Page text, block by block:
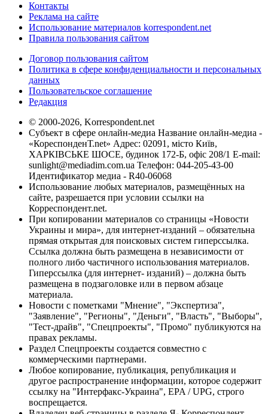
Контакты
Реклама на сайте
Использование материалов korrespondent.net
Правила пользования сайтом
Договор пользования сайтом
Политика в сфере конфиденциальности и персональных
данных
Пользовательское соглашение
Редакция
© 2000-2026, Korrespondent.net
Субъект в сфере онлайн-медиа Название онлайн-медиа -
«КореспонденТ.net» Адрес: 02091, місто Київ,
ХАРКІВСЬКЕ ШОСЕ, будинок 172-Б, офіс 208/1 E-mail:
sunlight@mediadim.com.ua Телефон: 044-205-43-00
Идентификатор медиа - R40-06068
Использование любых материалов, размещённых на
сайте, разрешается при условии ссылки на
Корреспондент.net.
При копировании материалов со страницы «Новости
Украины и мира», для интернет-изданий – обязательна
прямая открытая для поисковых систем гиперссылка.
Ссылка должна быть размещена в независимости от
полного либо частичного использования материалов.
Гиперссылка (для интернет- изданий) – должна быть
размещена в подзаголовке или в первом абзаце
материала.
Новости с пометками "Мнение", "Экспертиза",
"Заявление", "Регионы", "Деньги", "Власть", "Выборы",
"Тест-драйв", "Спецпроекты", "Промо" публикуются на
правах рекламы.
Раздел Спецпроекты создается совместно с
коммерческими партнерами.
Любое копирование, публикация, републикация и
другое распространение информации, которое содержит
ссылку на "Интерфакс-Украина", EPA / UPG, строго
воспрещается.